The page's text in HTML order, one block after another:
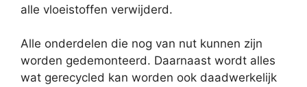
alle vloeistoffen verwijderd.
Alle onderdelen die nog van nut kunnen zijn
worden gedemonteerd. Daarnaast wordt alles
wat gerecycled kan worden ook daadwerkelijk